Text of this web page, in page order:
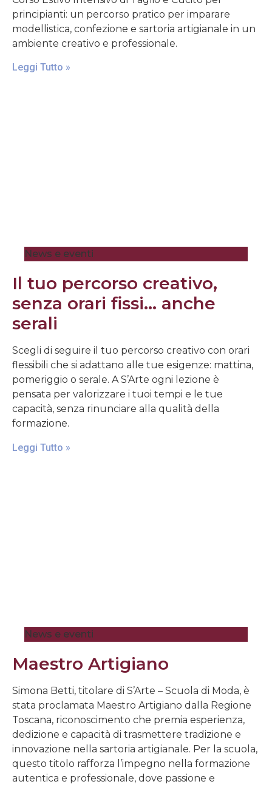
principianti: un percorso pratico per imparare
modellistica, confezione e sartoria artigianale in un
ambiente creativo e professionale.
Leggi Tutto »
News e eventi
Il tuo percorso creativo,
senza orari fissi… anche
serali
Scegli di seguire il tuo percorso creativo con orari
flessibili che si adattano alle tue esigenze: mattina,
pomeriggio o serale. A S’Arte ogni lezione è
pensata per valorizzare i tuoi tempi e le tue
capacità, senza rinunciare alla qualità della
formazione.
Leggi Tutto »
News e eventi
Maestro Artigiano
Simona Betti, titolare di S’Arte – Scuola di Moda, è
stata proclamata Maestro Artigiano dalla Regione
Toscana, riconoscimento che premia esperienza,
dedizione e capacità di trasmettere tradizione e
innovazione nella sartoria artigianale. Per la scuola,
questo titolo rafforza l’impegno nella formazione
autentica e professionale, dove passione e